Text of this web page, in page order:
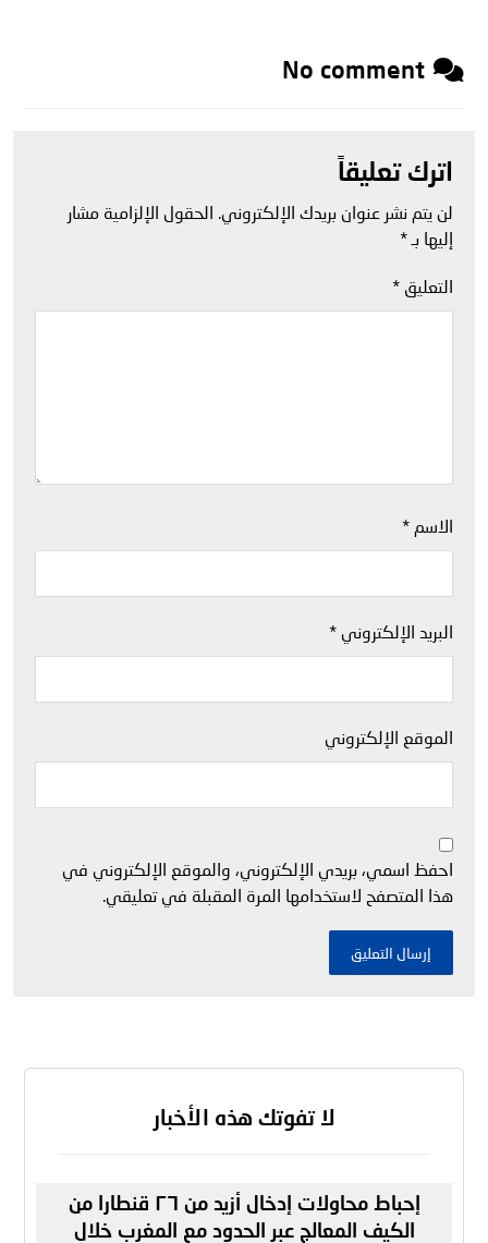
No comment
اترك تعليقاً
لن يتم نشر عنوان بريدك الإلكتروني. الحقول الإلزامية مشار
إليها بـ*
التعليق*
الاسم*
البريد الإلكتروني*
الموقع الإلكتروني
احفظ اسمي، بريدي الإلكتروني، والموقع الإلكتروني في
هذا المتصفح لاستخدامها المرة المقبلة في تعليقي.
إرسال التعليق
لا تفوتك هذه الأخبار
إحباط محاولات إدخال أزيد من ٢٦ قنطارا من
الكيف المعالج عبر الحدود مع المغرب خلال